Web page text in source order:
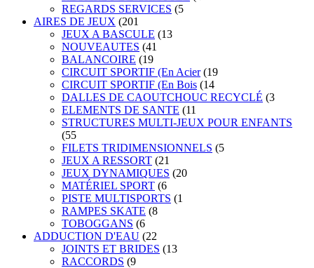
REGARDS SERVICES (5
AIRES DE JEUX (201
JEUX A BASCULE (13
NOUVEAUTES (41
BALANCOIRE (19
CIRCUIT SPORTIF (En Acier (19
CIRCUIT SPORTIF (En Bois (14
DALLES DE CAOUTCHOUC RECYCLÉ (3
ELEMENTS DE SANTE (11
STRUCTURES MULTI-JEUX POUR ENFANTS
(55
FILETS TRIDIMENSIONNELS (5
JEUX A RESSORT (21
JEUX DYNAMIQUES (20
MATÉRIEL SPORT (6
PISTE MULTISPORTS (1
RAMPES SKATE (8
TOBOGGANS (6
ADDUCTION D'EAU (22
JOINTS ET BRIDES (13
RACCORDS (9